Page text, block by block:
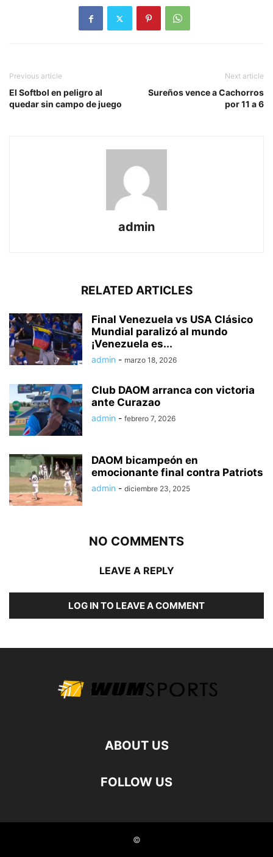
Previous article
El Softbol en peligro al
quedar sin campo de juego
Next article
Sureños vence a Cachorros
por 11 a 6
admin
RELATED ARTICLES
Final Venezuela vs USA Clásico
Mundial paralizó al mundo
¡Venezuela es...
admin - marzo 18, 2026
Club DAOM arranca con victoria
ante Curazao
admin - febrero 7, 2026
DAOM bicampeón en
emocionante final contra Patriots
admin - diciembre 23, 2025
NO COMMENTS
LEAVE A REPLY
LOG IN TO LEAVE A COMMENT
ABOUT US
FOLLOW US
©